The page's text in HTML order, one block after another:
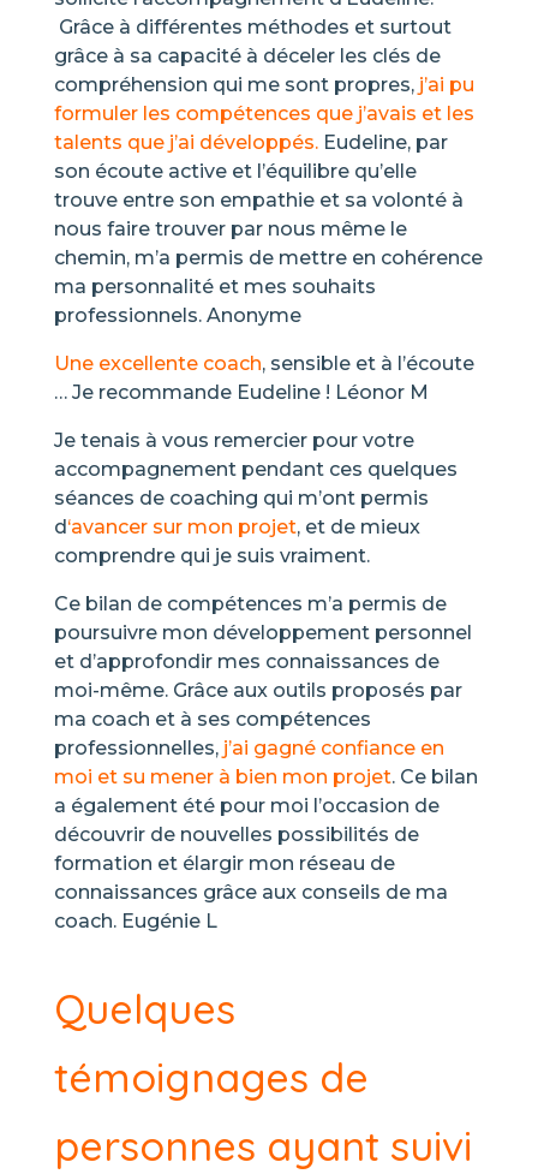
Grâce à différentes méthodes et surtout
grâce à sa capacité à déceler les clés de
compréhension qui me sont propres, j’ai pu
formuler les compétences que j’avais et les
talents que j’ai développés.Eudeline, par
son écoute active et l’équilibre qu’elle
trouve entre son empathie et sa volonté à
nous faire trouver par nous même le
chemin, m’a permis de mettre en cohérence
ma personnalité et mes souhaits
professionnels. Anonyme
Une excellente coach, sensible et à l’écoute
… Je recommande Eudeline ! Léonor M
Je tenais à vous remercier pour votre
accompagnement pendant ces quelques
séances de coaching qui m’ont permis
d ‘avancer sur mon projet, et de mieux
comprendre qui je suis vraiment.
Ce bilan de compétences m’a permis de
poursuivre mon développement personnel
et d’approfondir mes connaissances de
moi-même. Grâce aux outils proposés par
ma coach et à ses compétences
professionnelles, j’ai gagné confiance en
moi et su mener à bien mon projet. Ce bilan
a également été pour moi l’occasion de
découvrir de nouvelles possibilités de
formation et élargir mon réseau de
connaissances grâce aux conseils de ma
coach. Eugénie L
Quelques
témoignages de
personnes ayant suivi